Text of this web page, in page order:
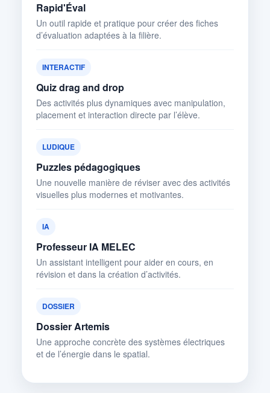
Rapid'Éval
Un outil rapide et pratique pour créer des fiches
d’évaluation adaptées à la filière.
INTERACTIF
Quiz drag and drop
Des activités plus dynamiques avec manipulation,
placement et interaction directe par l’élève.
LUDIQUE
Puzzles pédagogiques
Une nouvelle manière de réviser avec des activités
visuelles plus modernes et motivantes.
IA
Professeur IA MELEC
Un assistant intelligent pour aider en cours, en
révision et dans la création d’activités.
DOSSIER
Dossier Artemis
Une approche concrète des systèmes électriques
et de l’énergie dans le spatial.